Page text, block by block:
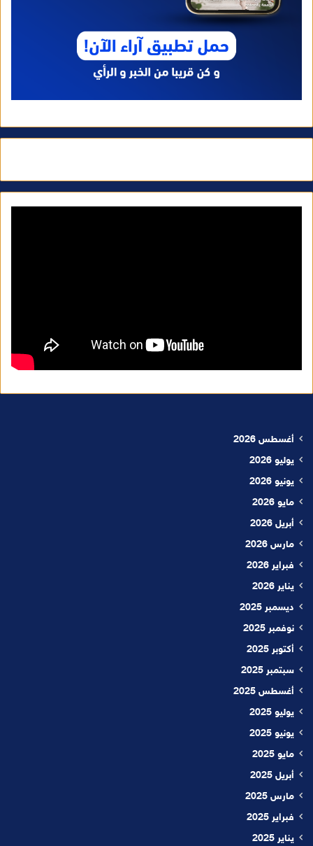
أغسطس 2026
يوليو 2026
يونيو 2026
مايو 2026
أبريل 2026
مارس 2026
فبراير 2026
يناير 2026
ديسمبر 2025
نوفمبر 2025
أكتوبر 2025
سبتمبر 2025
أغسطس 2025
يوليو 2025
يونيو 2025
مايو 2025
أبريل 2025
مارس 2025
فبراير 2025
يناير 2025